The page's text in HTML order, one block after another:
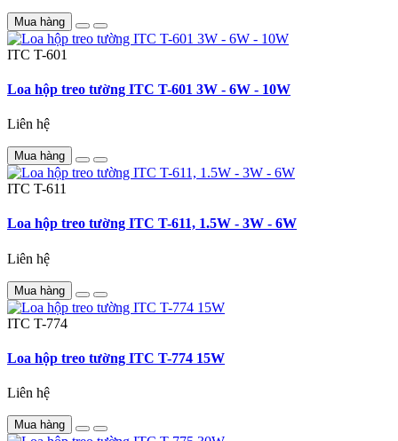
Mua hàng
ITC T-601
Loa hộp treo tường ITC T-601 3W - 6W - 10W
Liên hệ
Mua hàng
ITC T-611
Loa hộp treo tường ITC T-611, 1.5W - 3W - 6W
Liên hệ
Mua hàng
ITC T-774
Loa hộp treo tường ITC T-774 15W
Liên hệ
Mua hàng